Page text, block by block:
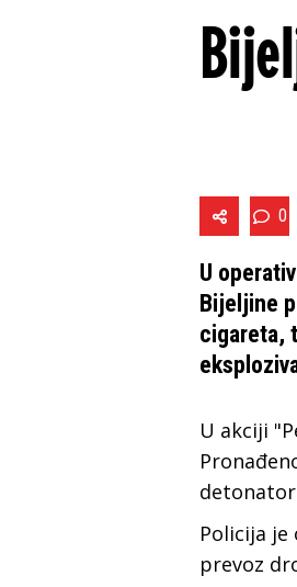
0
U
Bijeljine
cigareta,
U akciji
Policija
prevoz